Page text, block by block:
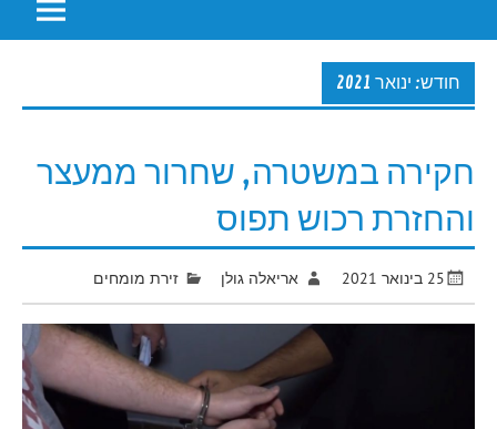
חודש: ינואר 2021
חקירה במשטרה, שחרור ממעצר
והחזרת רכוש תפוס
25 בינואר 2021 אריאלה גולן זירת מומחים